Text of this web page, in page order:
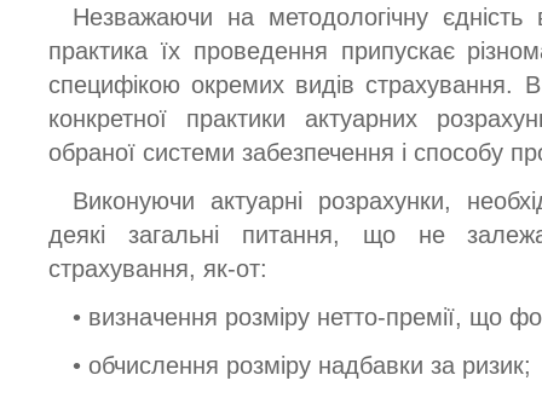
Незважаючи на методологічну єдність
практика їх проведення припускає
специфікою окремих видів страхування.
конкретної практики актуарних
обраної системи забезпечення і способу
Виконуючи актуарні розрахунки,
деякі загальні питання, що не
страхування, як-от:
• визначення розміру нетто-премії, що
• обчислення розміру надбавки за ризик;